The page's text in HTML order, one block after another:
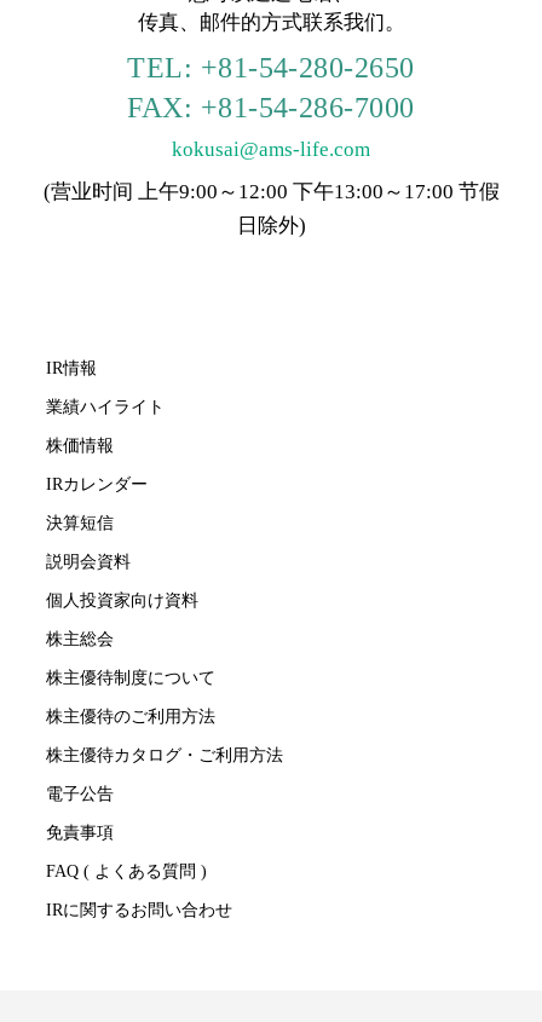
传真、邮件的方式联系我们。
TEL: +81-54-280-2650
FAX: +81-54-286-7000
kokusai@ams-life.com
(营业时间 上午9:00～12:00 下午13:00～17:00 节假
日除外)
IR情報
業績ハイライト
株価情報
IRカレンダー
決算短信
説明会資料
個人投資家向け資料
株主総会
株主優待制度について
株主優待のご利用方法
株主優待カタログ・ご利用方法
電子公告
免責事項
FAQ ( よくある質問 )
IRに関するお問い合わせ